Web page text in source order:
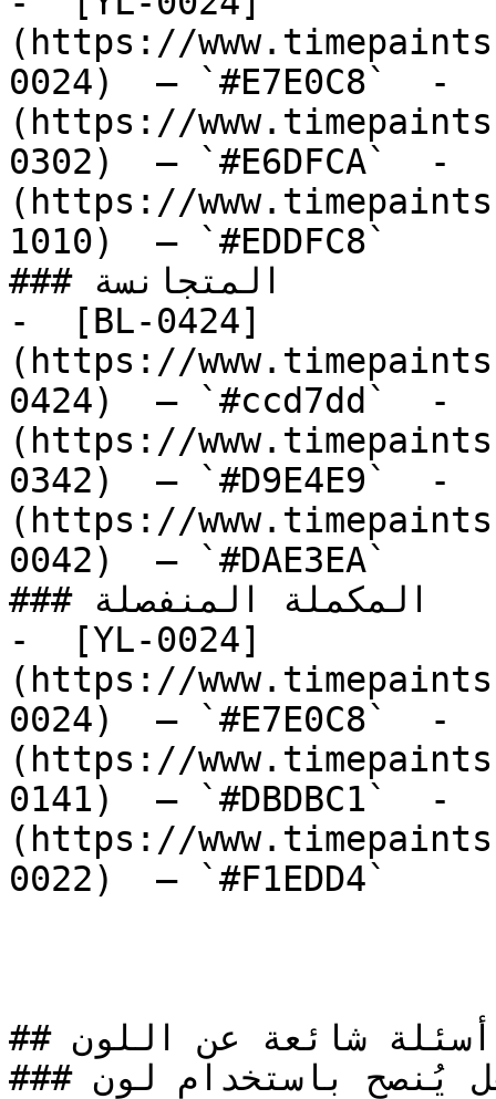
(https://
0024)  — `#E7E0C8`  -
(https://
0302)  — `#E6DFCA`  -
(https://
1010)  — `#EDDFC8`
### المتجانسة
-  [BL-0424]
(https://
0424)  — `#ccd7dd`  -
(https://
0342)  — `#D9E4E9`  -
(https://
0042)  — `#DAE3EA`
### المكملة المنفصلة
-  [YL-0024]
(https://
0024)  — `#E7E0C8`  -
(https://
0141)  — `#DBDBC1`  -
(https://
0022)  — `#F1EDD4`
## أسئلة شائعة عن اللون
### هل يُنصح باستخدام لون VT-0024 لطلاء المنازل؟